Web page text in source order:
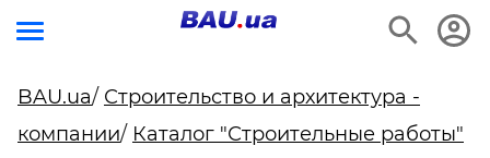
BAU.ua/ Строительство и архитектура -
компании/ Каталог "Строительные работы"